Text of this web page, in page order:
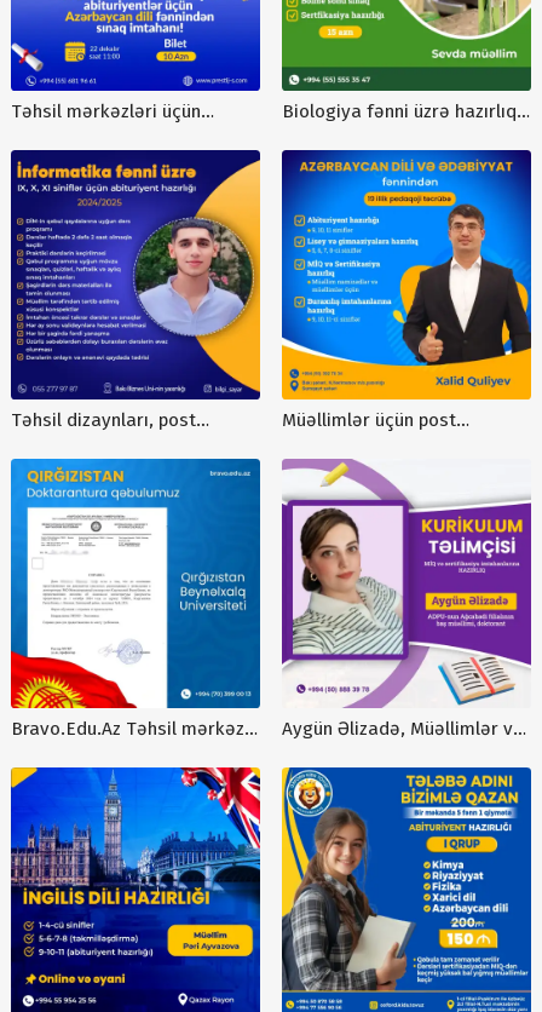
Təhsil mərkəzləri üçün
dizaynlar, poster dizayn
sifarişi, Prestij S Tədris
Mərkəzi dizaynları, təhsil
dizaynları
Biologiya fənni üzrə hazırlıq
elanları, təhsil reklamları,
reklam postları
Təhsil dizaynları, post
Müəllimlər üçün post
elanlar, reklam postları, Xalid
Quliyev, Azerbaycan dili
abituriyent hazırlıq elanları,
NT00078
Bravo.Edu.Az Təhsil mərkəzi,
postları, reklam postları,
poster reklamları, kreativ
dizaynlar
Aygün Əlizadə, Müəllimlər və
reklam postları, poster
dizaynlar, instagram
dizaynları, təhsil dizaynları